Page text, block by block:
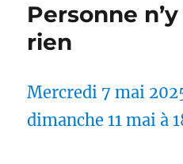
Personne
rien
Mercredi 7 mai
dimanche 11 mai à